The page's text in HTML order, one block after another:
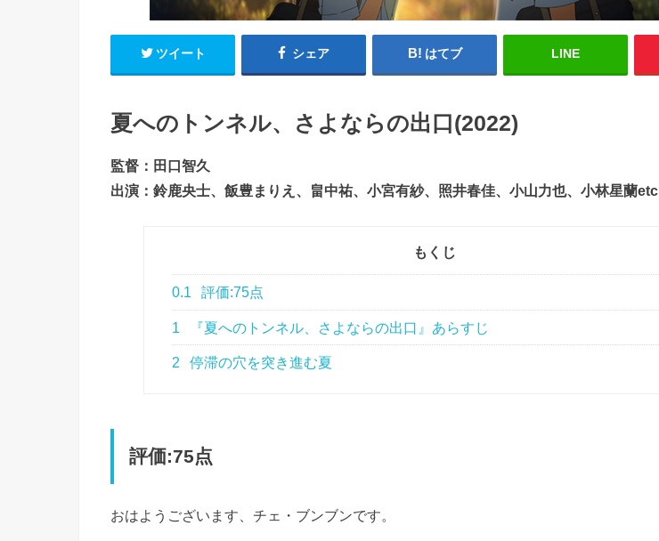
ツイート シェア はてブ LINE
夏へのトンネル、さよならの出口(2022)
監督：田口智久
出演：鈴鹿央士、飯豊まりえ、畠中祐、小宮有紗、照井春佳、小山力也、小林星蘭etc
もくじ
0.1 評価:75点
1 『夏へのトンネル、さよならの出口』あらすじ
2 停滞の穴を突き進む夏
評価:75点
おはようございます、チェ・ブンブンです。